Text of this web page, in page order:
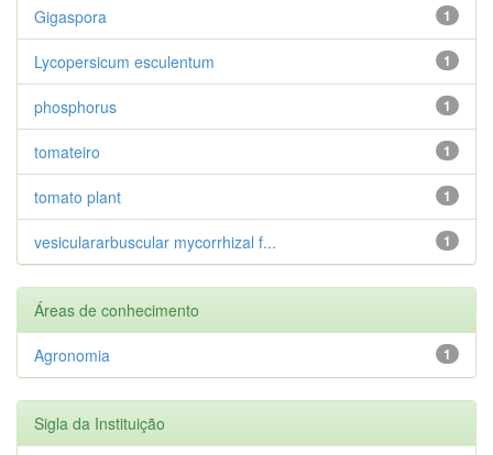
1
Gigaspora
1
Lycopersicum esculentum
1
phosphorus
1
tomateiro
1
tomato plant
1
vesiculararbuscular mycorrhizal f...
Áreas de conhecimento
1
Agronomia
Sigla da Instituição